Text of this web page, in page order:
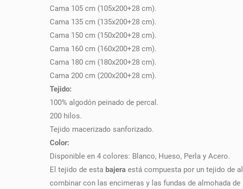
Cama 105 cm (105x200+28 cm).
Cama 135 cm (135x200+28 cm).
Cama 150 cm (150x200+28 cm).
Cama 160 cm (160x200+28 cm).
Cama 180 cm (180x200+28 cm).
Cama 200 cm (200x200+28 cm).
Tejido:
100% algodón peinado de percal.
200 hilos.
Tejido macerizado sanforizado.
Color:
Disponible en 4 colores: Blanco, Hueso, Perla y Acero.
El tejido de esta bajera está compuesta por un tejido de
combinar con las encimeras y las fundas de almohada